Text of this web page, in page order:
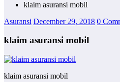
klaim asuransi mobil
Asuransi December 29, 2018 0
klaim asuransi mobil
klaim asuransi mobil